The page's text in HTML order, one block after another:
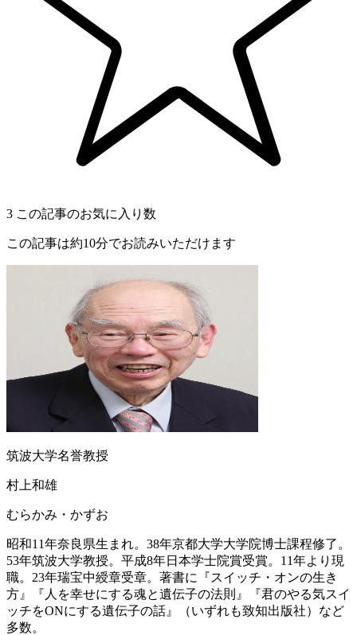
3 この記事のお気に入り数
この記事は約10分でお読みいただけます
筑波大学名誉教授
村上和雄
むらかみ・かずお
昭和11年奈良県生まれ。38年京都大学大学院博士課程修了。
53年筑波大学教授。平成8年日本学士院賞受賞。11年より現
職。23年瑞宝中綬章受章。著書に『スイッチ・オンの生き
方』『人を幸せにする魂と遺伝子の法則』『君のやる気スイ
ッチをONにする遺伝子の話』（いずれも致知出版社）など
多数。